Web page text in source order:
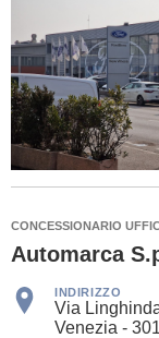
CONCESSIONARIO
Automarca
INDIRIZZO
Via
Venezia -